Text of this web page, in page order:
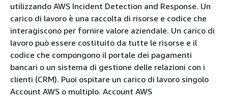
utilizzando AWS Incident Detection and Response. Un
carico di lavoro è una raccolta di risorse e codice che
interagiscono per fornire valore aziendale. Un carico di
lavoro può essere costituito da tutte le risorse e il
codice che compongono il portale dei pagamenti
bancari o un sistema di gestione delle relazioni con i
clienti (CRM). Puoi ospitare un carico di lavoro singolo
Account AWS o multiplo. Account AWS